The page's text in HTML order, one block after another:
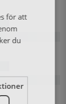
för att
du